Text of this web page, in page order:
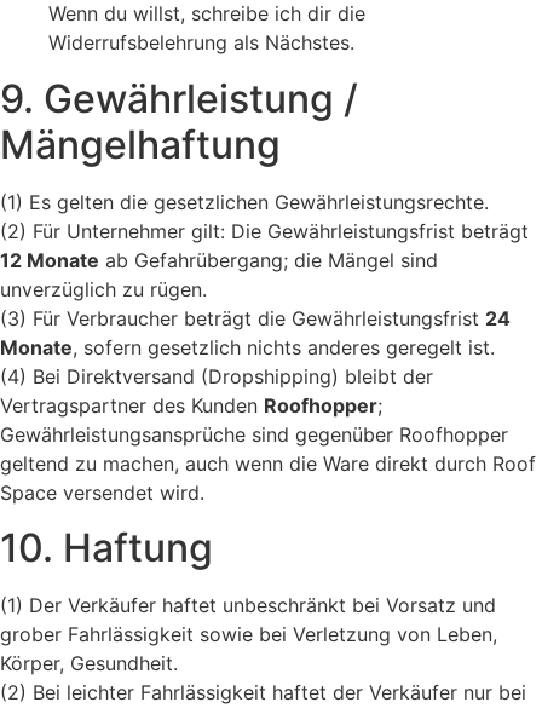
Wenn du willst, schreibe ich dir die
Widerrufsbelehrung als Nächstes.
9. Gewährleistung /
Mängelhaftung
(1) Es gelten die gesetzlichen Gewährleistungsrechte.
(2) Für Unternehmer gilt: Die Gewährleistungsfrist beträgt
12 Monate ab Gefahrübergang; die Mängel sind
unverzüglich zu rügen.
(3) Für Verbraucher beträgt die Gewährleistungsfrist 24
Monate, sofern gesetzlich nichts anderes geregelt ist.
(4) Bei Direktversand (Dropshipping) bleibt der
Vertragspartner des Kunden Roofhopper;
Gewährleistungsansprüche sind gegenüber Roofhopper
geltend zu machen, auch wenn die Ware direkt durch Roof
Space versendet wird.
10. Haftung
(1) Der Verkäufer haftet unbeschränkt bei Vorsatz und
grober Fahrlässigkeit sowie bei Verletzung von Leben,
Körper, Gesundheit.
(2) Bei leichter Fahrlässigkeit haftet der Verkäufer nur bei